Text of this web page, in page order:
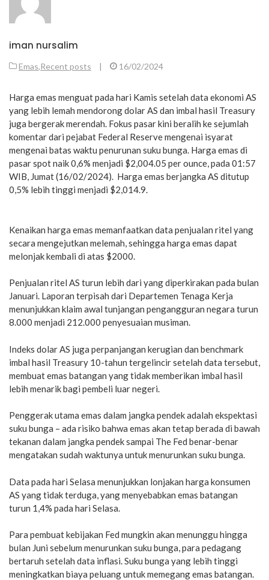
iman nursalim
Emas,Recent posts | 16/02/2024
Harga emas menguat pada hari Kamis setelah data ekonomi AS
yang lebih lemah mendorong dolar AS dan imbal hasil Treasury
juga bergerak merendah. Fokus pasar kini beralih ke sejumlah
komentar dari pejabat Federal Reserve mengenai isyarat
mengenai batas waktu penurunan suku bunga. Harga emas di
pasar spot naik 0,6% menjadi $2,004.05 per ounce, pada 01:57
WIB, Jumat (16/02/2024). Harga emas berjangka AS ditutup
0,5% lebih tinggi menjadi $2,014.9.
Kenaikan harga emas memanfaatkan data penjualan ritel yang
secara mengejutkan melemah, sehingga harga emas dapat
melonjak kembali di atas $2000.
Penjualan ritel AS turun lebih dari yang diperkirakan pada bulan
Januari. Laporan terpisah dari Departemen Tenaga Kerja
menunjukkan klaim awal tunjangan pengangguran negara turun
8.000 menjadi 212.000 penyesuaian musiman.
Indeks dolar AS juga perpanjangan kerugian dan benchmark
imbal hasil Treasury 10-tahun tergelincir setelah data tersebut,
membuat emas batangan yang tidak memberikan imbal hasil
lebih menarik bagi pembeli luar negeri.
Penggerak utama emas dalam jangka pendek adalah ekspektasi
suku bunga – ada risiko bahwa emas akan tetap berada di bawah
tekanan dalam jangka pendek sampai The Fed benar-benar
mengatakan sudah waktunya untuk menurunkan suku bunga.
Data pada hari Selasa menunjukkan lonjakan harga konsumen
AS yang tidak terduga, yang menyebabkan emas batangan
turun 1,4% pada hari Selasa.
Para pembuat kebijakan Fed mungkin akan menunggu hingga
bulan Juni sebelum menurunkan suku bunga, para pedagang
bertaruh setelah data inflasi. Suku bunga yang lebih tinggi
meningkatkan biaya peluang untuk memegang emas batangan.